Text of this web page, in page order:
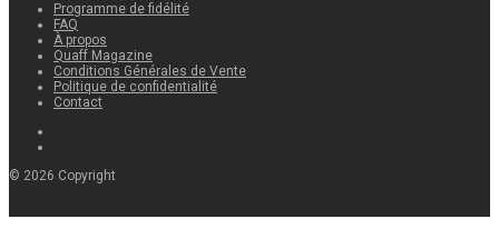
Programme de fidélité
FAQ
À propos
Quaff Magazine
Conditions Générales de Vente
Politique de confidentialité
Contact
© 2026 Copyright